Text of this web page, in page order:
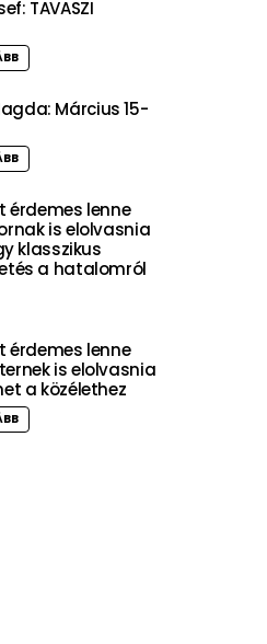
TAVASZI
Március 15-
érdemes lenne
is elolvasnia
klasszikus
a hatalomról
érdemes lenne
is elolvasnia
a közélethez